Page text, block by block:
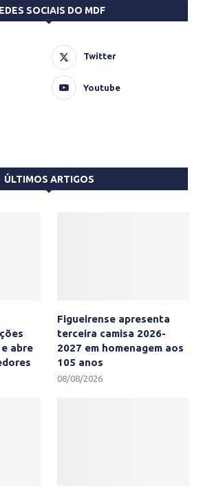
SOCIAIS DO MDF
Twitter
Youtube
ÚLTIMOS ARTIGOS
abre
Figueirense apresenta
terceira camisa 2026-
2027 em homenagem aos
105 anos
08/08/2026